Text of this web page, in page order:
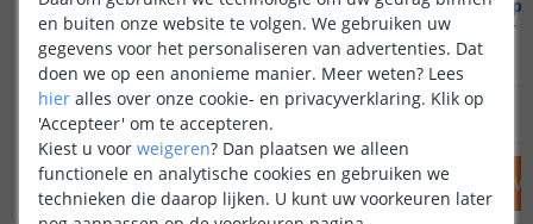
Wifi lamp - E27 fitting
9 watt - RGBWW
OP VOORRAAD 6,95
IN WINKELWAGEN
Wifi lamp
7 watt -
IN
en buiten onze website te volgen. We gebruiken uw
gegevens voor het personaliseren van advertenties. Dat
doen we op een anonieme manier. Meer weten? Lees
hier alles over onze cookie- en privacyverklaring. Klik op
'Accepteer' om te accepteren.
Kiest u voor weigeren? Dan plaatsen we alleen
functionele en analytische cookies en gebruiken we
technieken die daarop lijken. U kunt uw voorkeuren later